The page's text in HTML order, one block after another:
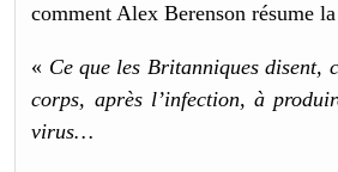
comment Alex Berenson résume
« Ce que les Britanniques disent,
corps, après l’infection, à
virus…